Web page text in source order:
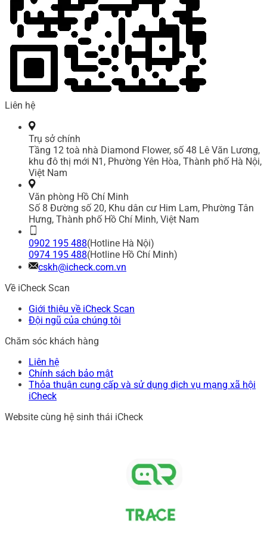
Liên hệ
Trụ sở chính
Tầng 12 toà nhà Diamond Flower, số 48 Lê Văn Lương,
khu đô thị mới N1, Phường Yên Hòa, Thành phố Hà Nội,
Việt Nam
Văn phòng Hồ Chí Minh
Số 8 Đường số 20, Khu dân cư Him Lam, Phường Tân
Hưng, Thành phố Hồ Chí Minh, Việt Nam
0902 195 488(Hotline Hà Nội)
0974 195 488(Hotline Hồ Chí Minh)
cskh@icheck.com.vn
Về iCheck Scan
Giới thiệu về iCheck Scan
Đội ngũ của chúng tôi
Chăm sóc khách hàng
Liên hệ
Chính sách bảo mật
Thỏa thuận cung cấp và sử dụng dịch vụ mạng xã hội
iCheck
Website cùng hệ sinh thái iCheck